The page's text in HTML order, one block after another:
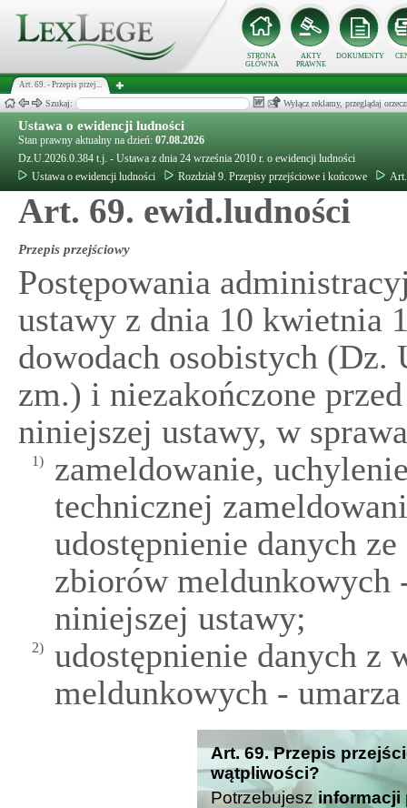
STRONA
GŁÓWNA
AKTY
PRAWNE
DOKUMENTY
Art. 69. - Przepis przej...
Szukaj: Wyłącz reklamy, przeglądaj
Ustawa o ewidencji ludności
Stan prawny aktualny na dzień: 07.08.2026
Dz.U.2026.0.384 t.j. - Ustawa z dnia 24 września 2010 r. o ewidencji ludności
Ustawa o ewidencji ludności
Rozdział 9. Przepisy przejściowe i końcowe
Art. 69. ewid.ludności
Przepis przejściowy
Postępowania
ustawy z dnia 10 kwietnia
dowodach osobistych (Dz.
zm.) i niezakończone
niniejszej ustawy, w
1)
zameldowanie,
technicznej
udostępnienie danych
zbiorów meldunkowych
niniejszej ustawy;
2)
udostępnienie danych z
meldunkowych -
Art. 69. Przepis
wątpliwości?
Potrzebujesz informacji